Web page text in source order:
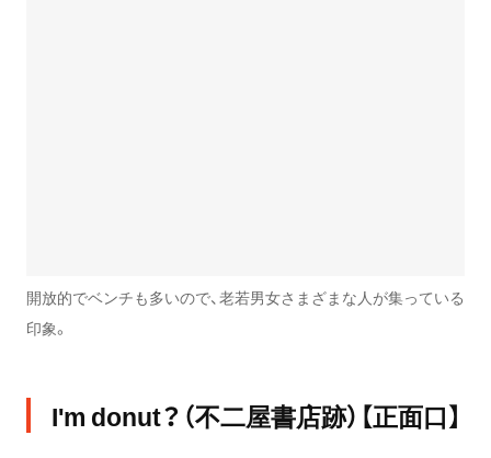
開放的でベンチも多いので、老若男女さまざまな人が集っている
印象。
I'm donut？（不二屋書店跡）【正面口】